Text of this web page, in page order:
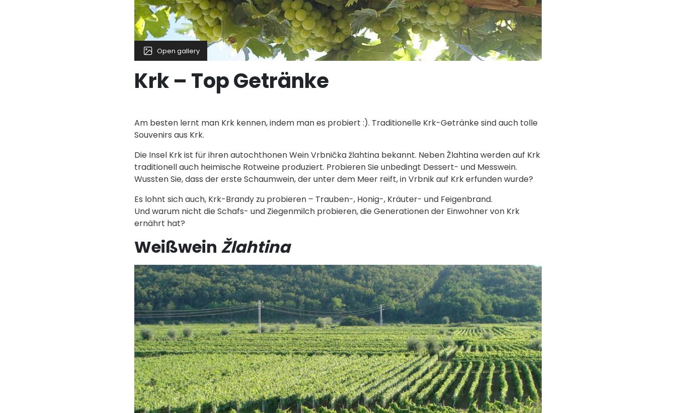
Open gallery
Krk – Top Getränke
Am besten lernt man Krk kennen, indem man es probiert :). Traditionelle Krk-Getränke sind auch tolle
Souvenirs aus Krk.
Die Insel Krk ist für ihren autochthonen Wein Vrbnička žlahtina bekannt. Neben Žlahtina werden auf Krk
traditionell auch heimische Rotweine produziert. Probieren Sie unbedingt Dessert- und Messwein.
Wussten Sie, dass der erste Schaumwein, der unter dem Meer reift, in Vrbnik auf Krk erfunden wurde?
Es lohnt sich auch, Krk-Brandy zu probieren – Trauben-, Honig-, Kräuter- und Feigenbrand.
Und warum nicht die Schafs- und Ziegenmilch probieren, die Generationen der Einwohner von Krk
ernährt hat?
Weißwein Žlahtina